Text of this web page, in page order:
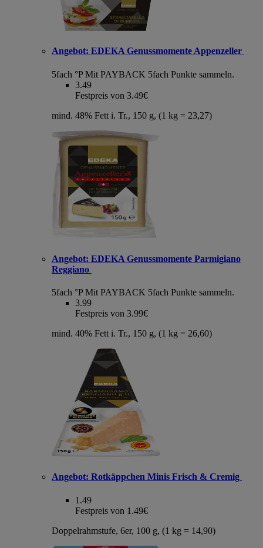
Angebot: EDEKA Genussmomente Appenzeller
5fach °P Mit PAYBACK 5fach Punkte sammeln.
3.49
Festpreis von 3.49€
mind. 48% Fett i. Tr., 150 g, (1 kg = 23,27)
Angebot: EDEKA Genussmomente Parmigiano
Reggiano
5fach °P Mit PAYBACK 5fach Punkte sammeln.
3.99
Festpreis von 3.99€
mind. 40% Fett i. Tr., 150 g, (1 kg = 26,60)
Angebot: Rotkäppchen Minis Frisch & Cremig
1.49
Festpreis von 1.49€
Doppelrahmstufe, 6er, 100 g, (1 kg = 14,90)